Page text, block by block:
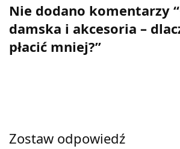
Nie dodano komentarzy
damska i akcesoria –
płacić mniej?”
Zostaw odpowiedź